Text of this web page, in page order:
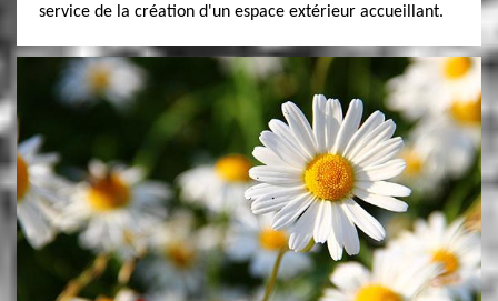
service de la création d'un espace extérieur accueillant.